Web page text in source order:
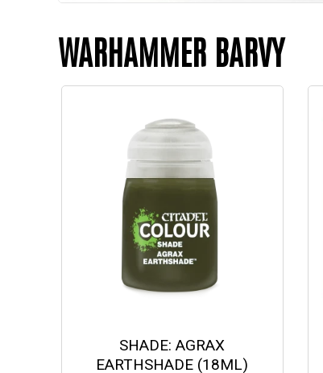
WARHAMMER BARVY
SHADE: AGRAX
EARTHSHADE (18ML)